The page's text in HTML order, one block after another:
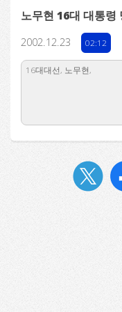
노무현 16대 대통령
2002.12.23 02:12
16대대선, 노무현,